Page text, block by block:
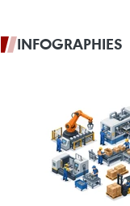
INFOGRAPHIES